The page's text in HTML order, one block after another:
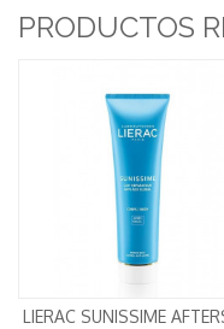
PRODUCTOS
LIERAC SUNISSIME